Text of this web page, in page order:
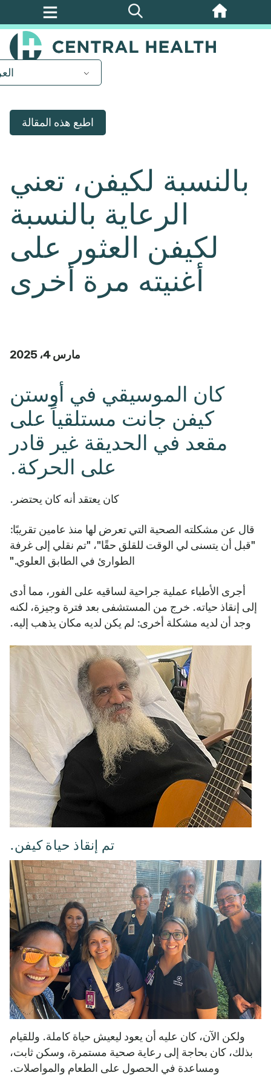
تخطي
اطبع هذه المقالة
بالنسبة لكيفن، تعني
الرعاية بالنسبة
لكيفن العثور على
أغنيته مرة أخرى
مارس 4، 2025
كان الموسيقي في أوستن
كيفن جانت مستلقياً على
مقعد في الحديقة غير قادر
على الحركة.
كان يعتقد أنه كان يحتضر.
قال عن مشكلته الصحية التي تعرض لها منذ عامين تقريبًا:
"قبل أن يتسنى لي الوقت للقلق حقًا"، "تم نقلي إلى غرفة
الطوارئ في الطابق العلوي."
أجرى الأطباء عملية جراحية لساقيه على الفور، مما أدى
إلى إنقاذ حياته. خرج من المستشفى بعد فترة وجيزة، لكنه
وجد أن لديه مشكلة أخرى: لم يكن لديه مكان يذهب إليه.
تم إنقاذ حياة كيفن.
ولكن الآن، كان عليه أن يعود ليعيش حياة كاملة. وللقيام
بذلك، كان بحاجة إلى رعاية صحية مستمرة، وسكن ثابت،
ومساعدة في الحصول على الطعام والمواصلات.